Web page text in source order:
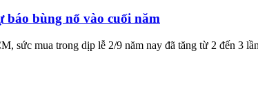
báo bùng nổ vào cuối năm
sức mua trong dịp lễ 2/9 năm nay đã tăng từ 2 đến 3